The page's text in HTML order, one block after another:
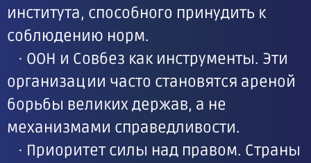
института, способного принудить к
соблюдению норм.
· ООН и Совбез как инструменты. Эти
организации часто становятся ареной
борьбы великих держав, а не
механизмами справедливости.
· Приоритет силы над правом. Страны